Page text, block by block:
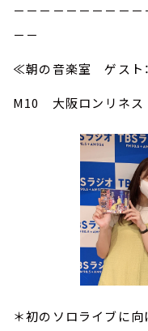
－－－－－－－－－
－－
≪朝の音楽室 ゲスト：
M10 大阪ロンリネ
＊初のソロライブに